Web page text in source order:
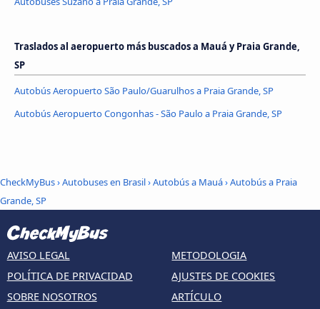
Traslados al aeropuerto más buscados a Mauá y Praia Grande,
SP
Autobús Aeropuerto São Paulo/Guarulhos a Praia Grande, SP
Autobús Aeropuerto Congonhas - São Paulo a Praia Grande, SP
CheckMyBus›Autobuses en Brasil›Autobús a Mauá›Autobús a Praia
Grande, SP
AVISO LEGAL
POLÍTICA DE PRIVACIDAD
SOBRE NOSOTROS
METODOLOGIA
AJUSTES DE COOKIES
ARTÍCULO